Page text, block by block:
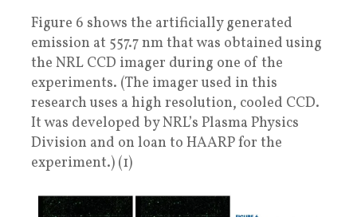
Figure 6 shows the artificially generated
emission at 557.7 nm that was obtained using
the NRL CCD imager during one of the
experiments. (The imager used in this
research uses a high resolution, cooled CCD.
It was developed by NRL’s Plasma Physics
Division and on loan to HAARP for the
experiment.) (1)